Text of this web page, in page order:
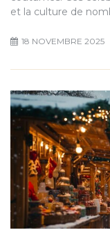
et la culture de
18 NOVEMBRE 2025